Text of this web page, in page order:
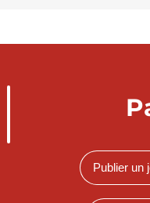
Publier un